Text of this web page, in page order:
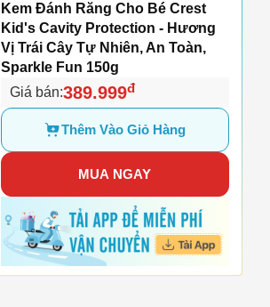
Kem Đánh Răng Cho Bé Crest
Kid's Cavity Protection - Hương
Vị Trái Cây Tự Nhiên, An Toàn,
Sparkle Fun 150g
Giá bán:389.999đ
Thêm Vào Giỏ Hàng
MUA NGAY